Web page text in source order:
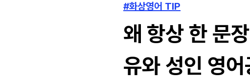
#화상영어 TIP
왜 항상 한 문
유와 성인 영